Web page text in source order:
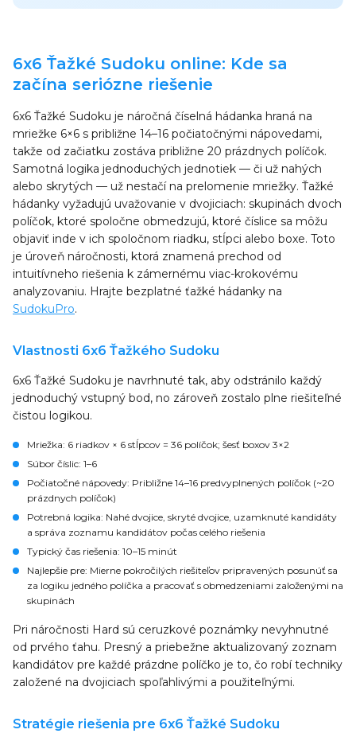
6x6 Ťažké Sudoku online: Kde sa
začína seriózne riešenie
6x6 Ťažké Sudoku je náročná číselná hádanka hraná na
mriežke 6×6 s približne 14–16 počiatočnými nápovedami,
takže od začiatku zostáva približne 20 prázdnych políčok.
Samotná logika jednoduchých jednotiek — či už nahých
alebo skrytých — už nestačí na prelomenie mriežky. Ťažké
hádanky vyžadujú uvažovanie v dvojiciach: skupinách dvoch
políčok, ktoré spoločne obmedzujú, ktoré číslice sa môžu
objaviť inde v ich spoločnom riadku, stĺpci alebo boxe. Toto
je úroveň náročnosti, ktorá znamená prechod od
intuitívneho riešenia k zámernému viac-krokovému
analyzovaniu. Hrajte bezplatné ťažké hádanky na
SudokuPro.
Vlastnosti 6x6 Ťažkého Sudoku
6x6 Ťažké Sudoku je navrhnuté tak, aby odstránilo každý
jednoduchý vstupný bod, no zároveň zostalo plne riešiteľné
čistou logikou.
Mriežka: 6 riadkov × 6 stĺpcov = 36 políčok; šesť boxov 3×2
Súbor číslic: 1–6
Počiatočné nápovedy: Približne 14–16 predvyplnených políčok (~20
prázdnych políčok)
Potrebná logika: Nahé dvojice, skryté dvojice, uzamknuté kandidáty
a správa zoznamu kandidátov počas celého riešenia
Typický čas riešenia: 10–15 minút
Najlepšie pre: Mierne pokročilých riešiteľov pripravených posunúť sa
za logiku jedného políčka a pracovať s obmedzeniami založenými na
skupinách
Pri náročnosti Hard sú ceruzkové poznámky nevyhnutné
od prvého ťahu. Presný a priebežne aktualizovaný zoznam
kandidátov pre každé prázdne políčko je to, čo robí techniky
založené na dvojiciach spoľahlivými a použiteľnými.
Stratégie riešenia pre 6x6 Ťažké Sudoku